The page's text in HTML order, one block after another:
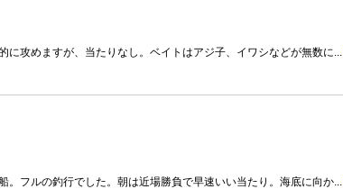
に攻めますが、当たりなし。ベイトはアジ子、イワシなどが無数に...
。フルの釣行でした。朝は近場勝負で早速いい当たり。海底に向か...